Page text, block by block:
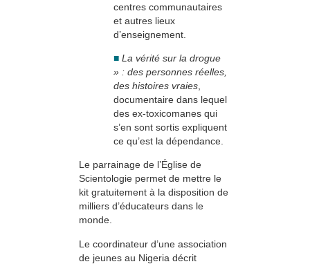
centres communautaires
et autres lieux
d’enseignement.
■ La vérité sur la drogue
» : des personnes réelles,
des histoires vraies
documentaire dans lequel
des ex-toxicomanes qui
s’en sont sortis expliquent
ce qu’est la dépendance.
Le parrainage de l’Église de
Scientologie permet de mettre le
kit gratuitement à la disposition de
milliers d’éducateurs dans le
monde.
Le coordinateur d’une association
de jeunes au Nigeria décrit